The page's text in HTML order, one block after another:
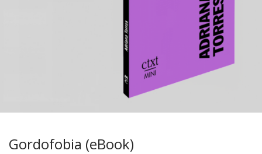
Gordofobia (eBook)